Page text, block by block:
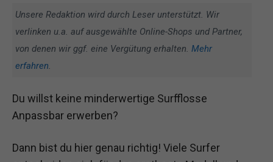
Unsere Redaktion wird durch Leser unterstützt. Wir
verlinken u.a. auf ausgewählte Online-Shops und Partner,
von denen wir ggf. eine Vergütung erhalten. Mehr
erfahren.
Du willst keine minderwertige Surfflosse
Anpassbar erwerben?
Dann bist du hier genau richtig! Viele Surfer